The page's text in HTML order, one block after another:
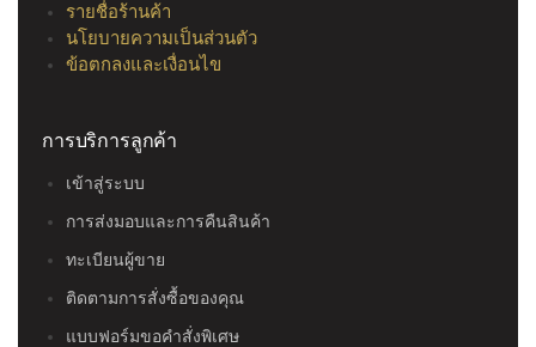
รายชื่อร้านค้า
นโยบายความเป็นส่วนตัว
ข้อตกลงและเงื่อนไข
การบริการลูกค้า
เข้าสู่ระบบ
การส่งมอบและการคืนสินค้า
ทะเบียนผู้ขาย
ติดตามการสั่งซื้อของคุณ
แบบฟอร์มขอคำสั่งพิเศษ